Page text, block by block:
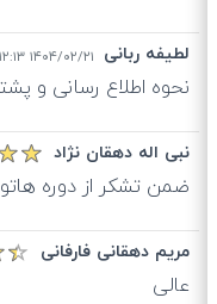
لطیفه ربانی ۱۴۰۴/۰۲/۲۱ ۱۲:۱۳
نحوه اطلاع رسانی و
نبی اله دهقان نژاد
ضمن تشکر از دوره
مریم دهقانی فارفانی
عالی